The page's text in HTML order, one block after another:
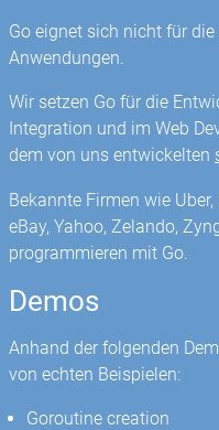
Go eignet sich nicht für
Anwendungen.
Wir setzen Go für die
Integration und im Web
dem von uns entwickelten
Bekannte Firmen wie
eBay, Yahoo, Zelando,
programmieren mit Go.
Demos
Anhand der folgenden
von echten Beispielen:
Goroutine creation